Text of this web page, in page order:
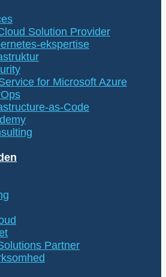
Solution Provider
ekspertise
for Microsoft Azure
as-Code
Partner